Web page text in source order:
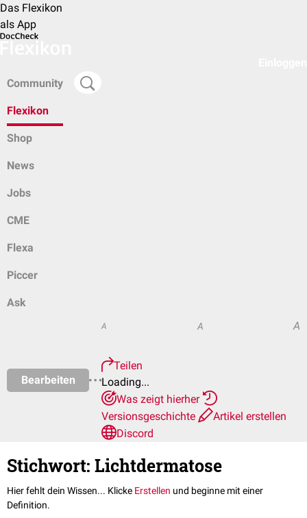
Das Flexikon
als App
Community
Flexikon
Shop
News
Jobs
CME
Flexa
Piccer
Ask
Bearbeiten
A A A
Teilen
Loading...
Was zeigt hierher
Versionsgeschichte
Artikel erstellen
Discord
Stichwort: Lichtdermatose
Hier fehlt dein Wissen... Klicke Erstellen und beginne mit einer
Definition.